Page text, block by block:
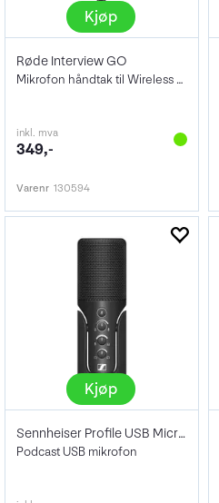
Kjøp
Røde Interview GO
Mikrofon håndtak til Wireless GO
inkl. mva
349,-
Varenr 130594
Kjøp
Sennheiser Profile USB Microphone
Podcast USB mikrofon